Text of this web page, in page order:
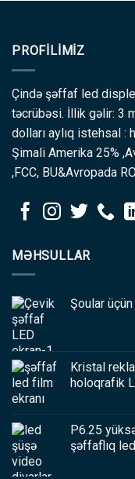
PROFILIMIZ
Çində şəffaf led
təcrübəsi. İllik gəlir: 3
dolları aylıq istehsal :
Şimali Amerika 25%
,FCC, BU&Avropada
MƏHSULLAR
Şoular
Kristal
holoqrafik
P6.25
şəffaflıq